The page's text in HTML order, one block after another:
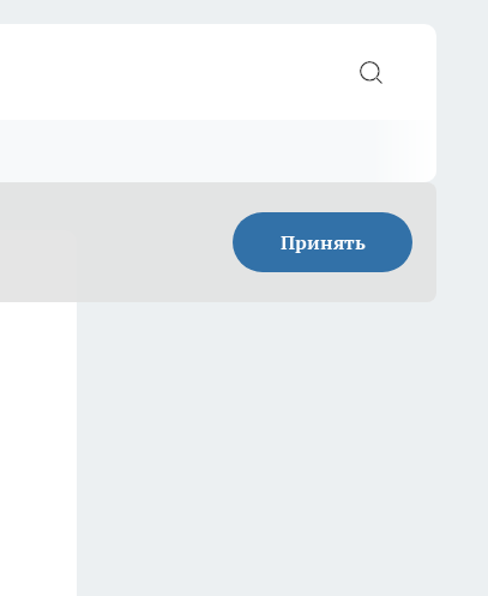
Принять